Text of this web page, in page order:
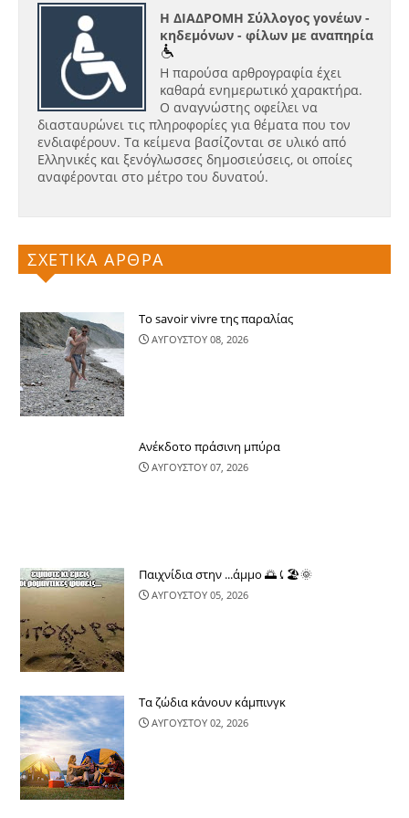
Η ΔΙΑΔΡΟΜΗ Σύλλογος γονέων -
κηδεμόνων - φίλων με αναπηρία
Η παρούσα αρθρογραφία έχει
καθαρά ενημερωτικό χαρακτήρα.
Ο αναγνώστης οφείλει να
διασταυρώνει τις πληροφορίες για θέματα που τον
ενδιαφέρουν. Τα κείμενα βασίζονται σε υλικό από
Ελληνικές και ξενόγλωσσες δημοσιεύσεις, οι οποίες
αναφέρονται στο μέτρο του δυνατού.
ΣΧΕΤΙΚΑ ΑΡΘΡΑ
Το savoir vivre της παραλίας
ΑΥΓΟΥΣΤΟΥ 08, 2026
Ανέκδοτο πράσινη μπύρα
ΑΥΓΟΥΣΤΟΥ 07, 2026
Παιχνίδια στην ...άμμο 🌅⤹🏖🌞
ΑΥΓΟΥΣΤΟΥ 05, 2026
Τα ζώδια κάνουν κάμπινγκ
ΑΥΓΟΥΣΤΟΥ 02, 2026